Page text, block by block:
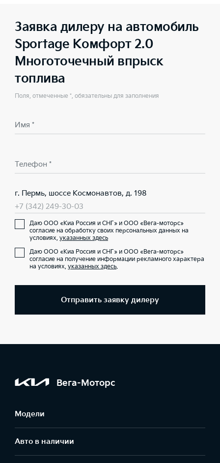
Заявка дилеру на автомобиль
Sportage Комфорт 2.0
Многоточечный впрыск
топлива
Поля, отмеченные *, обязательны для заполнения
Имя *
Телефон *
г. Пермь, шоссе Космонавтов, д. 198
+7 (342) 249-30-03
Даю ООО «Киа Россия и СНГ» и ООО «Вега-моторс»
согласие на обработку своих персональных данных на
условиях, указанных здесь
Даю ООО «Киа Россия и СНГ» и ООО «Вега-моторс»
согласие на получение информации рекламного характера
на условиях, указанных здесь.
Отправить заявку дилеру
Вега-Моторс
Модели
Авто в наличии